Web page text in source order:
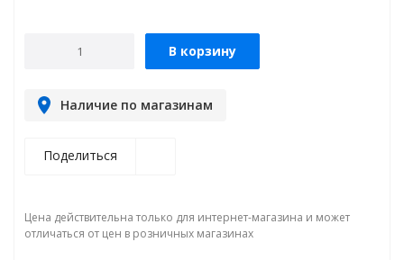
В корзину
Наличие по магазинам
Поделиться
Цена действительна только для интернет-магазина и может
отличаться от цен в розничных магазинах